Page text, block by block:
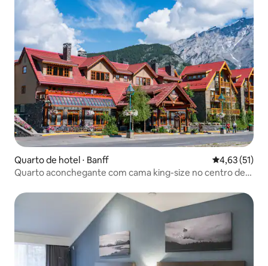
Quarto de hotel ⋅ Banff 4,63 de uma
4,63 (51)
Quarto aconchegante com cama king-size no centro de